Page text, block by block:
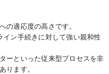
の適応度の高さです。
ン手続きに対して強い親和性
ーといった従来型プロセスを非
ります。